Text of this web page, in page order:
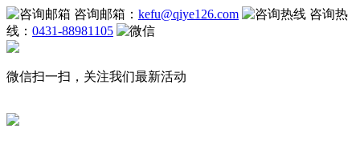
咨询邮箱： kefu@qiye126.com
咨询热
线： 0431-88981105
微信扫一扫，关注我们最新活动